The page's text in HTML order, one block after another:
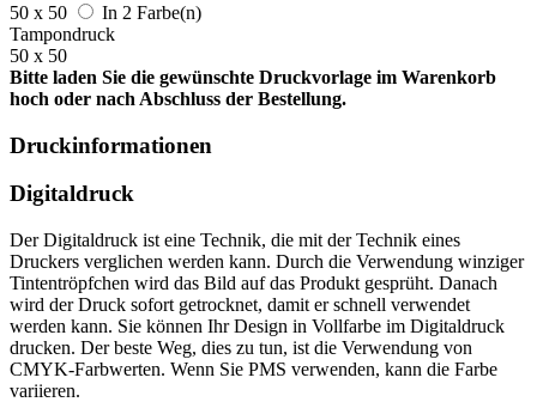
50 x 50
In 2 Farbe(n)
Tampondruck
50 x 50
Bitte laden Sie die gewünschte Druckvorlage im Warenkorb
hoch oder nach Abschluss der Bestellung.
Druckinformationen
Digitaldruck
Der Digitaldruck ist eine Technik, die mit der Technik eines
Druckers verglichen werden kann. Durch die Verwendung winziger
Tintentröpfchen wird das Bild auf das Produkt gesprüht. Danach
wird der Druck sofort getrocknet, damit er schnell verwendet
werden kann. Sie können Ihr Design in Vollfarbe im Digitaldruck
drucken. Der beste Weg, dies zu tun, ist die Verwendung von
CMYK-Farbwerten. Wenn Sie PMS verwenden, kann die Farbe
variieren.